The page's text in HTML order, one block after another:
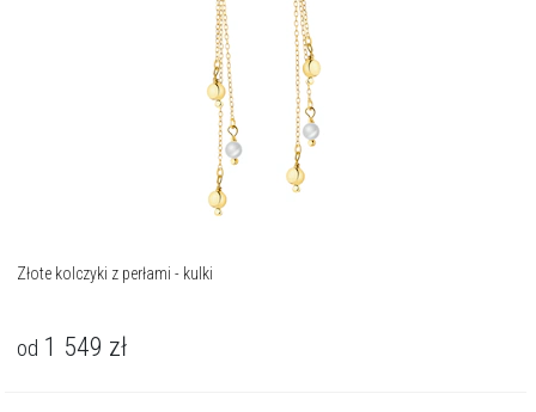
Złote kolczyki z perłami - kulki
od 1 549 zł